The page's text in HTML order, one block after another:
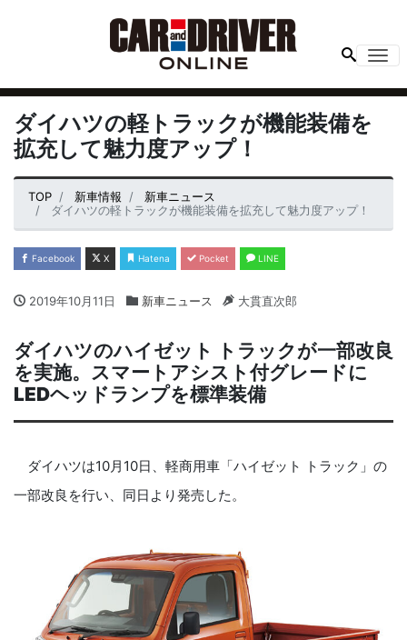
ダイハツの軽トラックが機能装備を
拡充して魅力度アップ！
TOP 新車情報
新車ニュース
ダイハツの軽トラックが機能装備を拡充して魅力度アップ！
Facebook X Hatena Pocket LINE
2019年10月11日 新車ニュース 大貫直次郎
ダイハツのハイゼット トラックが一部改良
を実施。スマートアシスト付グレードに
LEDヘッドランプを標準装備
ダイハツは10月 10日、軽商用車「ハイゼット トラック」の
一部改良を行い、同日より発売した。